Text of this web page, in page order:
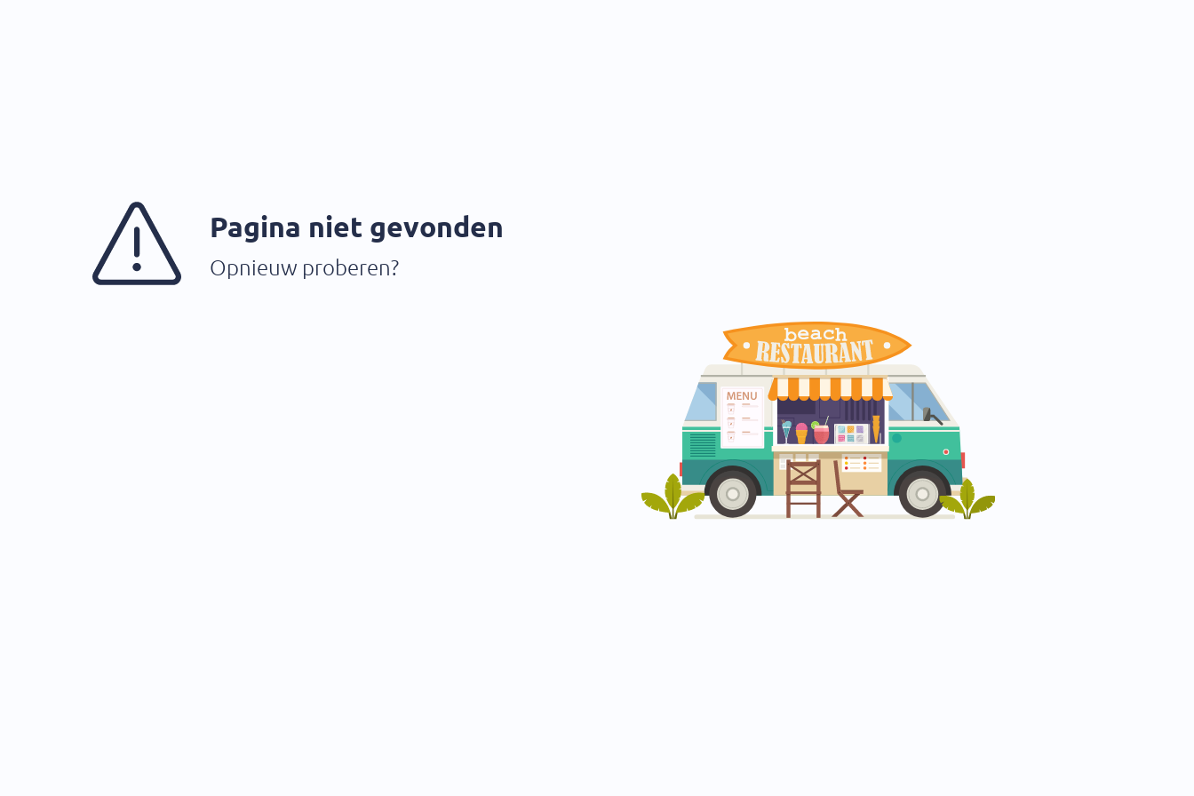
Pagina niet gevonden
Opnieuw proberen?